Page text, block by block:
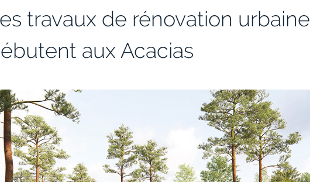
travaux de rénovation urbaine
aux Acacias